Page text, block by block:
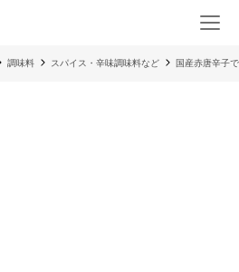
調味料 スパイス・辛味調味料など 国産赤唐辛子